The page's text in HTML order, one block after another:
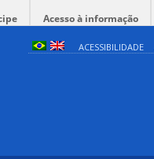
Acesso à informação
ACESSIBILIDADE